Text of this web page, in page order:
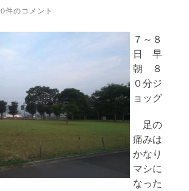
0件のコメント
７～８
日 早
朝 ８
０分ジ
ョッグ
足の
痛みは
かなり
マシに
なった